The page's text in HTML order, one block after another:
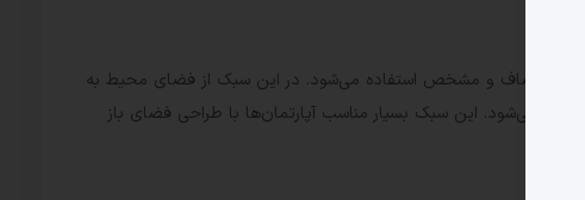
است و در آن از حداقل رنگ‌ها و همچنین خطوط صاف و مشخص استفاده می‌شود. در این سبک از فضای محیط به
نمی‌شود. این سبک بسیار مناسب آپارتمان‌ها با طراحی فضای باز